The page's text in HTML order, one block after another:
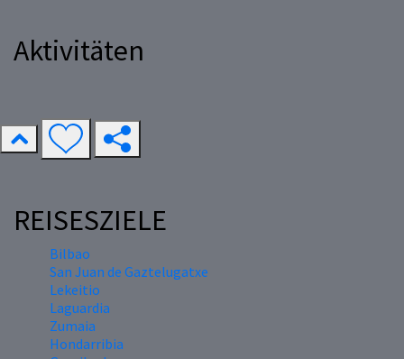
Aktivitäten
REISESZIELE
Bilbao
San Juan de Gaztelugatxe
Lekeitio
Laguardia
Zumaia
Hondarribia